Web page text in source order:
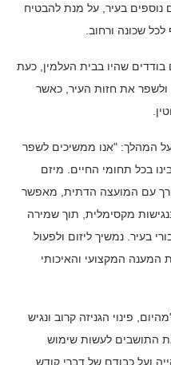
נוספים בעיר, על מנת להבטיח
שכונה ורחוב.
שהיו בבית העלמין, כעת
ולשפר את חזות העיר, כאשר
על המהלך: "אנו ממשיכים לשפר
בכל תחומי החיים. מיזם
עם המועצה הדתית, מאפשר
מקסימלית, תוך שמירה
בעיר. נמשיך ליזום ולפעול
המקצועי והאיכותי
פינוי הגניזה קרוב ונגיש
התושבים לעשות שימוש
ועל כבודם של דברי קודש.